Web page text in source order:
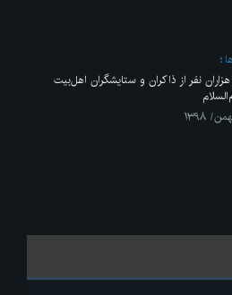
هزاران نفر از ذاکران و ستایشگران اهل‌بیت